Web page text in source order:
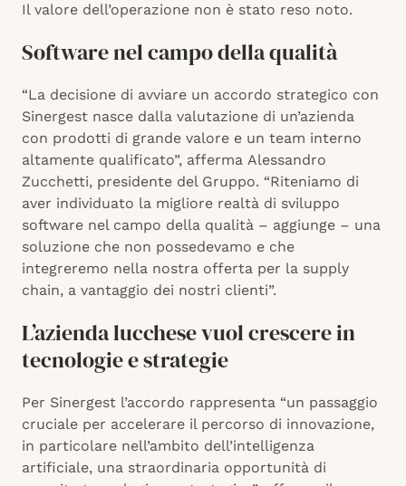
Il valore dell’operazione non è stato reso noto.
Software nel campo della qualità
“La decisione di avviare un accordo strategico con
Sinergest nasce dalla valutazione di un’azienda
con prodotti di grande valore e un team interno
altamente qualificato”, afferma Alessandro
Zucchetti, presidente del Gruppo. “Riteniamo di
aver individuato la migliore realtà di sviluppo
software nel campo della qualità – aggiunge – una
soluzione che non possedevamo e che
integreremo nella nostra offerta per la supply
chain, a vantaggio dei nostri clienti”.
L’azienda lucchese vuol crescere in
tecnologie e strategie
Per Sinergest l’accordo rappresenta “un passaggio
cruciale per accelerare il percorso di innovazione,
in particolare nell’ambito dell’intelligenza
artificiale, una straordinaria opportunità di